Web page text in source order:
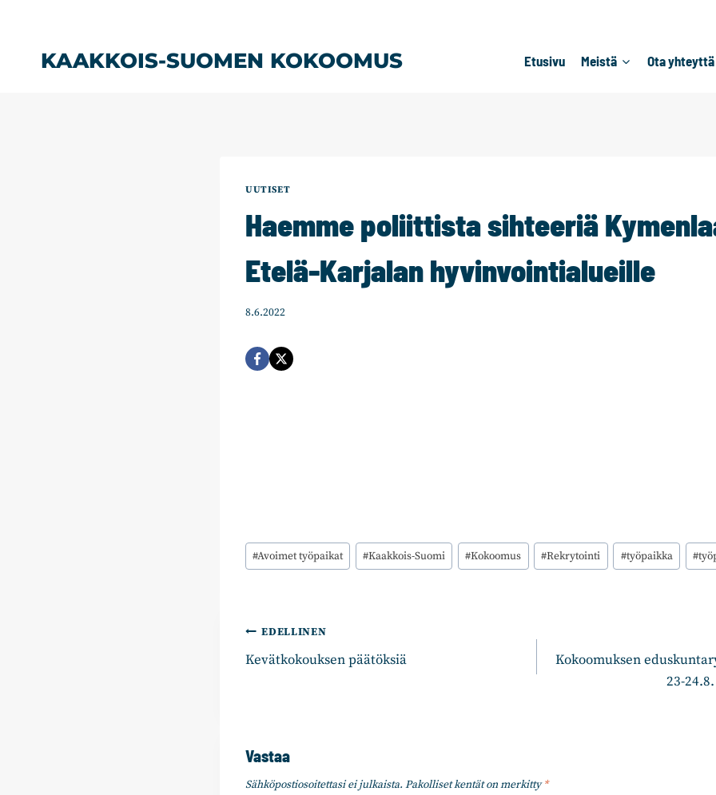
KAAKKOIS-SUOMEN KOKOOMUS Etusivu Meistä Ota yhteyttä
UUTISET
Haemme poliittista sihteeriä
Etelä-Karjalan hyvinvointialueille
8.6.2022
Avainsanat:
#Avoimet työpaikat #Kaakkois-Suomi #Kokoomus #Rekrytointi #työpaikka #
Artikkelien
selaus
EDELLINEN
Kevätkokouksen päätöksiä
Kokoomuksen
23-
Vastaa
Sähköpostiosoitettasi ei julkaista. Pakolliset kentät on merkitty*